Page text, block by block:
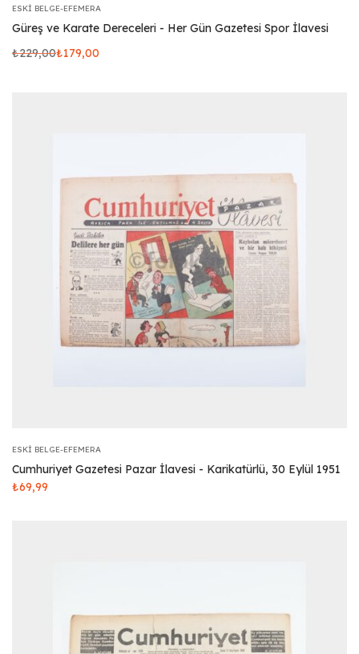
ESKI BELGE-EFEMERA
Güreş ve Karate Dereceleri - Her Gün Gazetesi Spor İlavesi
₺229,00₺179,00
ESKI BELGE-EFEMERA
Cumhuriyet Gazetesi Pazar İlavesi - Karikatürlü, 30 Eylül 1951
₺69,99